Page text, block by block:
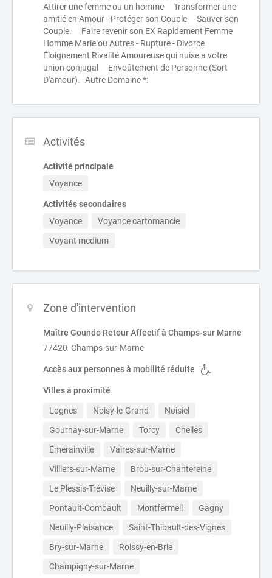
Attirer une femme ou un homme Transformer une
amitié en Amour - Protéger son Couple Sauver son
Couple. Faire revenir son EX Rapidement Femme
Homme Marie ou Autres - Rupture - Divorce
Éloignement Rivalité Amoureuse qui nuise a votre
union conjugal Envoûtement de Personne (Sort
D'amour). Autre Domaine *:
Activités
Activité principale
Voyance
Activités secondaires
Voyance
Voyance cartomancie
Voyant medium
Zone d'intervention
Maître Goundo Retour Affectif à Champs-sur Marne
77420 Champs-sur-Marne
Accès aux personnes à mobilité réduite
Villes à proximité
Lognes Noisy-le-Grand
Noisiel
Gournay-sur-Marne
Torcy
Chelles
Émerainville
Vaires-sur-Marne
Villiers-sur-Marne
Brou-sur-Chantereine
Le Plessis-Trévise
Neuilly-sur-Marne
Pontault-Combault
Montfermeil
Gagny
Neuilly-Plaisance
Saint-Thibault-des-Vignes
Bry-sur-Marne
Roissy-en-Brie
Champigny-sur-Marne